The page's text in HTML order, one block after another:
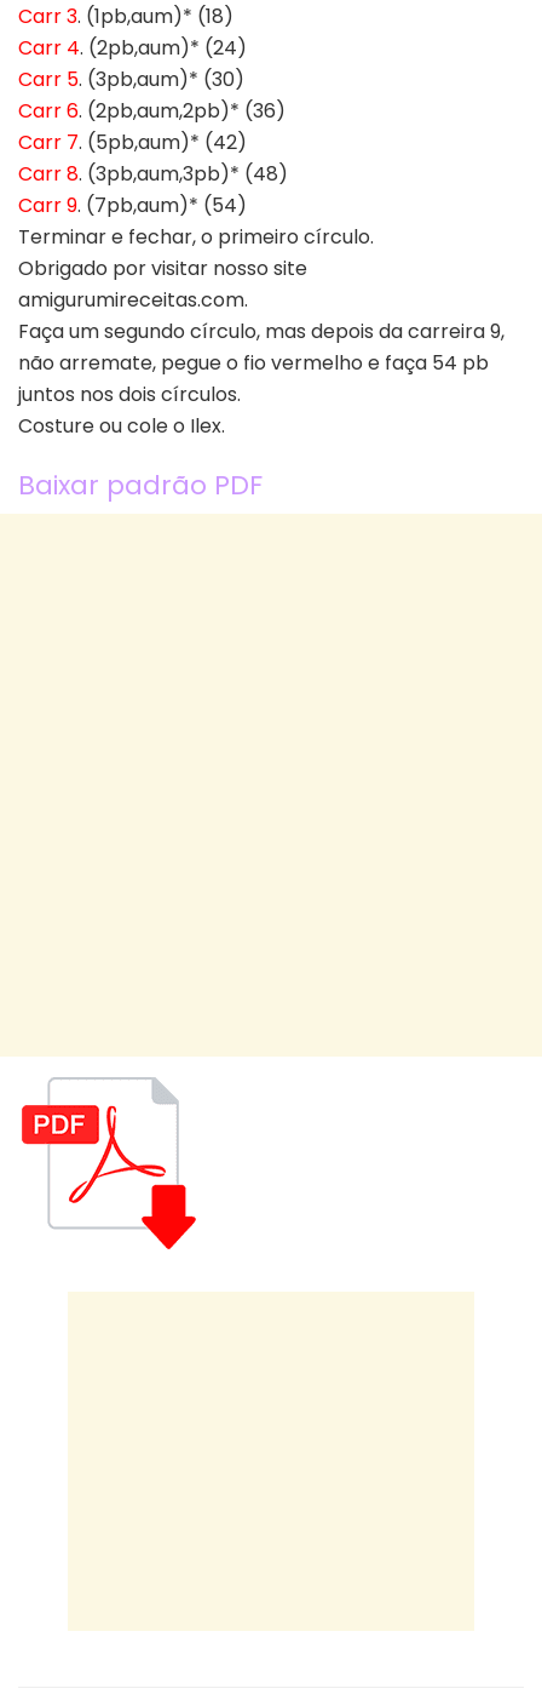
Carr 3. (1pb,aum)* (18)
Carr 4. (2pb,aum)* (24)
Carr 5. (3pb,aum)* (30)
Carr 6. (2pb,aum,2pb)* (36)
Carr 7. (5pb,aum)* (42)
Carr 8. (3pb,aum,3pb)* (48)
Carr 9. (7pb,aum)* (54)
Terminar e fechar, o primeiro círculo.
Obrigado por visitar nosso site
amigurumireceitas.com.
Faça um segundo círculo, mas depois da carreira 9,
não arremate, pegue o fio vermelho e faça 54 pb
juntos nos dois círculos.
Costure ou cole o Ilex.
Baixar padrão PDF